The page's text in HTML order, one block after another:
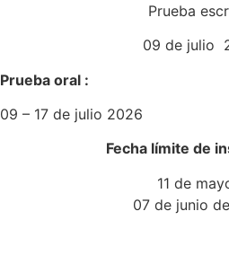
Prueba
09 de julio
Prueba oral :
09 – 17 de julio 2026
Fecha límite de
11 de
07 de junio